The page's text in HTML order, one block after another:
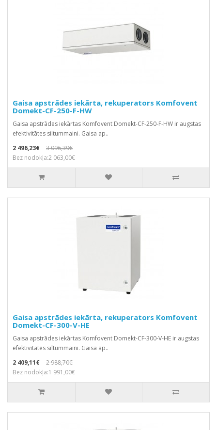
Gaisa apstrādes iekārta, rekuperators Komfovent
Domekt-CF-250-F-HW
Gaisa apstrādes iekārtas Komfovent Domekt-CF-250-F-HW ir augstas
efektivitātes siltummaini. Gaisa ap..
2 496,23€
3 096,39€
Bez nodokļa:2 063,00€
Gaisa apstrādes iekārta, rekuperators Komfovent
Domekt-CF-300-V-HE
Gaisa apstrādes iekārtas Komfovent Domekt-CF-300-V-HE ir augstas
efektivitātes siltummaini. Gaisa ap..
2 409,11€
2 988,70€
Bez nodokļa:1 991,00€